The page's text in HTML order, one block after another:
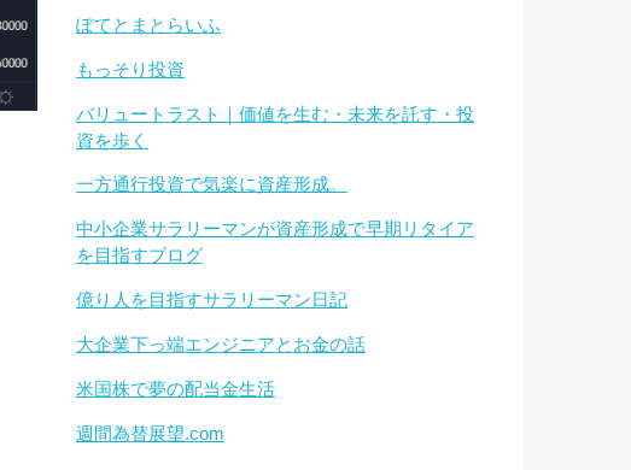
ぽてとまとらいふ
もっそり投資
バリュートラスト｜価値を生む・未来を託す・投
資を歩く
一方通行投資で気楽に資産形成。
中小企業サラリーマンが資産形成で早期リタイア
を目指すブログ
億り人を目指すサラリーマン日記
大企業下っ端エンジニアとお金の話
米国株で夢の配当金生活
週間為替展望.com